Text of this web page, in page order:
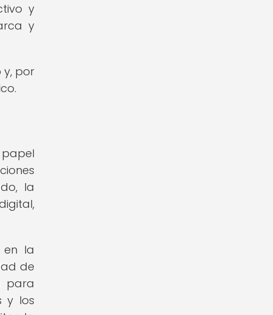
y
y
por
papel
la
en la
de
para
y los